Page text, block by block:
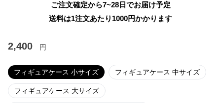
ご注文確定から7~28日でお届け予定
送料は1注文あたり 1000円かかります
2,400 円
フィギュアケース 小サイズ フィギュアケース 中サイズ
フィギュアケース 大サイズ